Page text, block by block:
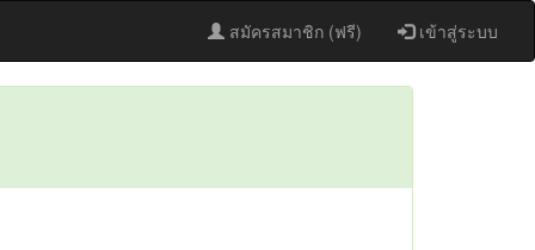
สมัครสมาชิก (ฟรี) เข้าสู่ระบบ